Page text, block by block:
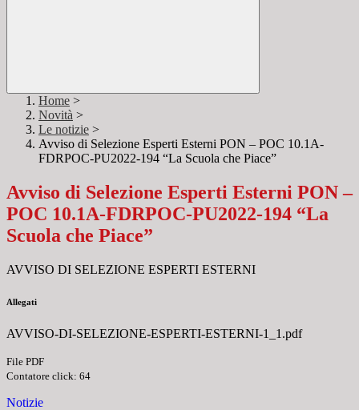
Home >
Novità >
Le notizie >
Avviso di Selezione Esperti Esterni PON – POC 10.1A-
FDRPOC-PU2022-194 “La Scuola che Piace”
Avviso di Selezione Esperti Esterni PON –
POC 10.1A-FDRPOC-PU2022-194 “La
Scuola che Piace”
AVVISO DI SELEZIONE ESPERTI ESTERNI
Allegati
AVVISO-DI-SELEZIONE-ESPERTI-ESTERNI-1_1.pdf
File PDF
Contatore click: 64
Notizie